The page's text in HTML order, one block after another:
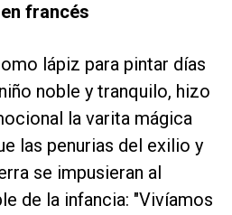
francés
lápiz para pintar días
noble y tranquilo, hizo
la varita mágica
las penurias del exilio y
se impusieran al
de la infancia: "Vivíamos